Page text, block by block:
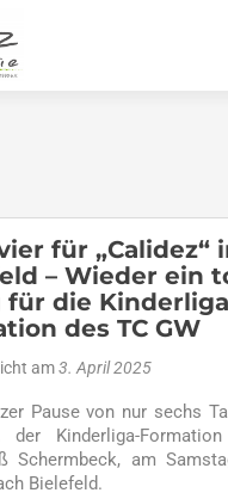
für „Calidez“
– Wieder ein
für die
des TC GW
am3. April 2025
Pause von nur sechs
der Kinderliga-
Schermbeck, am
Bielefeld.